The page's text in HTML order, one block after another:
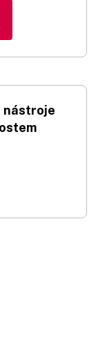
nástroje